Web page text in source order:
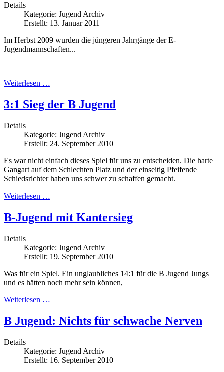
Details
Kategorie: Jugend Archiv
Erstellt: 13. Januar 2011
Im Herbst 2009 wurden die jüngeren Jahrgänge der E-
Jugendmannschaften...
Weiterlesen …
3:1 Sieg der B Jugend
Details
Kategorie: Jugend Archiv
Erstellt: 24. September 2010
Es war nicht einfach dieses Spiel für uns zu entscheiden. Die harte
Gangart auf dem Schlechten Platz und der einseitig Pfeifende
Schiedsrichter haben uns schwer zu schaffen gemacht.
Weiterlesen …
B-Jugend mit Kantersieg
Details
Kategorie: Jugend Archiv
Erstellt: 19. September 2010
Was für ein Spiel. Ein unglaubliches 14:1 für die B Jugend Jungs
und es hätten noch mehr sein können,
Weiterlesen …
B Jugend: Nichts für schwache Nerven
Details
Kategorie: Jugend Archiv
Erstellt: 16. September 2010